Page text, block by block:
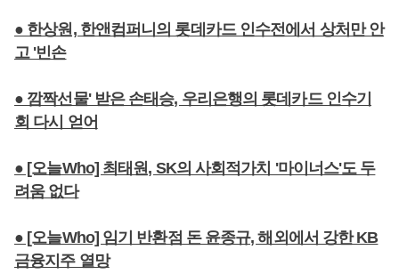
● 한상원, 한앤컴퍼니의 롯데카드 인수전에서 상처만 안
고 '빈손
● 깜짝선물' 받은 손태승, 우리은행의 롯데카드 인수기
회 다시 얻어
● [오늘Who] 최태원, SK의 사회적가치 '마이너스'도 두
려움 없다
● [오늘Who] 임기 반환점 돈 윤종규, 해외에서 강한 KB
금융지주 열망